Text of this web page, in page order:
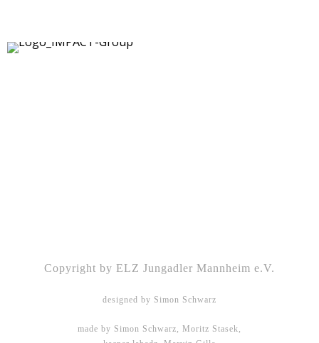
Copyright by ELZ Jungadler Mannheim e.V.
designed by Simon Schwarz
made by Simon Schwarz, Moritz Stasek,